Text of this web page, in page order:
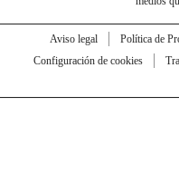
Aviso legal Política de
Configuración de cookies